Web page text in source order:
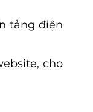
tảng điện
cho